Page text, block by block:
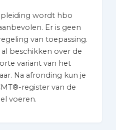
wordt hbo
Er is geen
van toepassing.
beschikken over de
variant van het
Na afronding kun je
register van de
voeren.